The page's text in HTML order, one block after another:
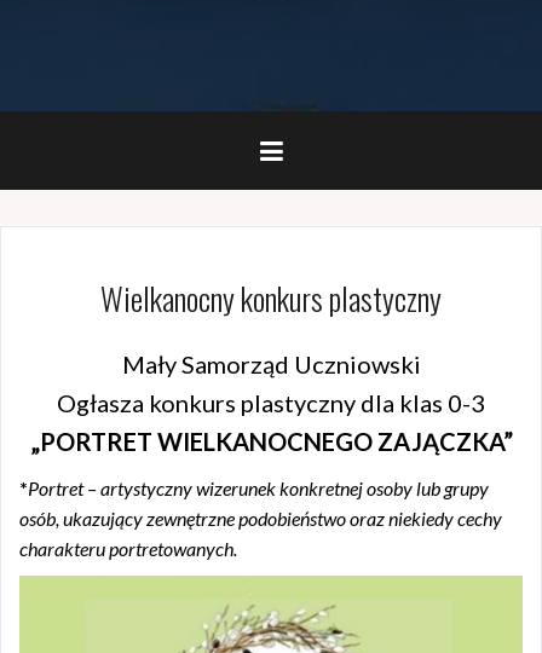
Wielkanocny konkurs plastyczny
Mały Samorząd Uczniowski
Ogłasza konkurs plastyczny dla klas 0-3
„PORTRET WIELKANOCNEGO ZAJĄCZKA”
*Portret – artystyczny wizerunek konkretnej osoby lub grupy
osób, ukazujący zewnętrzne podobieństwo oraz niekiedy cechy
charakteru portretowanych.